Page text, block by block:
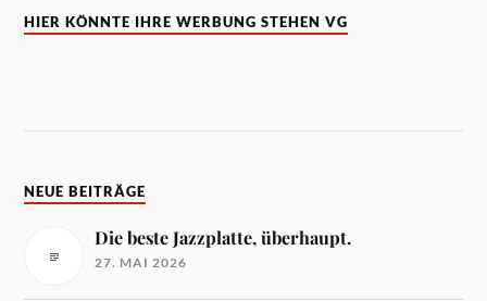
HIER KÖNNTE IHRE WERBUNG STEHEN VG
NEUE BEITRÄGE
Die beste Jazzplatte, überhaupt.
27. MAI 2026